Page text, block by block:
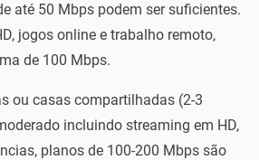
até 50 Mbps podem ser suficientes.
jogos online e trabalho remoto,
de 100 Mbps.
ou casas compartilhadas (2-3
incluindo streaming em HD,
planos de 100-200 Mbps são